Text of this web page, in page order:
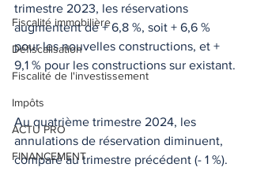
Fiscalité immobilière
Défiscalisation
Fiscalité de l'investissement
Impôts
ACTU PRO
FINANCEMENT
trimestre 2023, les réservations
augmentent de + 6,8 %, soit + 6,6 %
pour les nouvelles constructions, et +
9,1 % pour les constructions sur existant.
Au quatrième trimestre 2024, les
annulations de réservation diminuent,
comparé au trimestre précédent (- 1 %).